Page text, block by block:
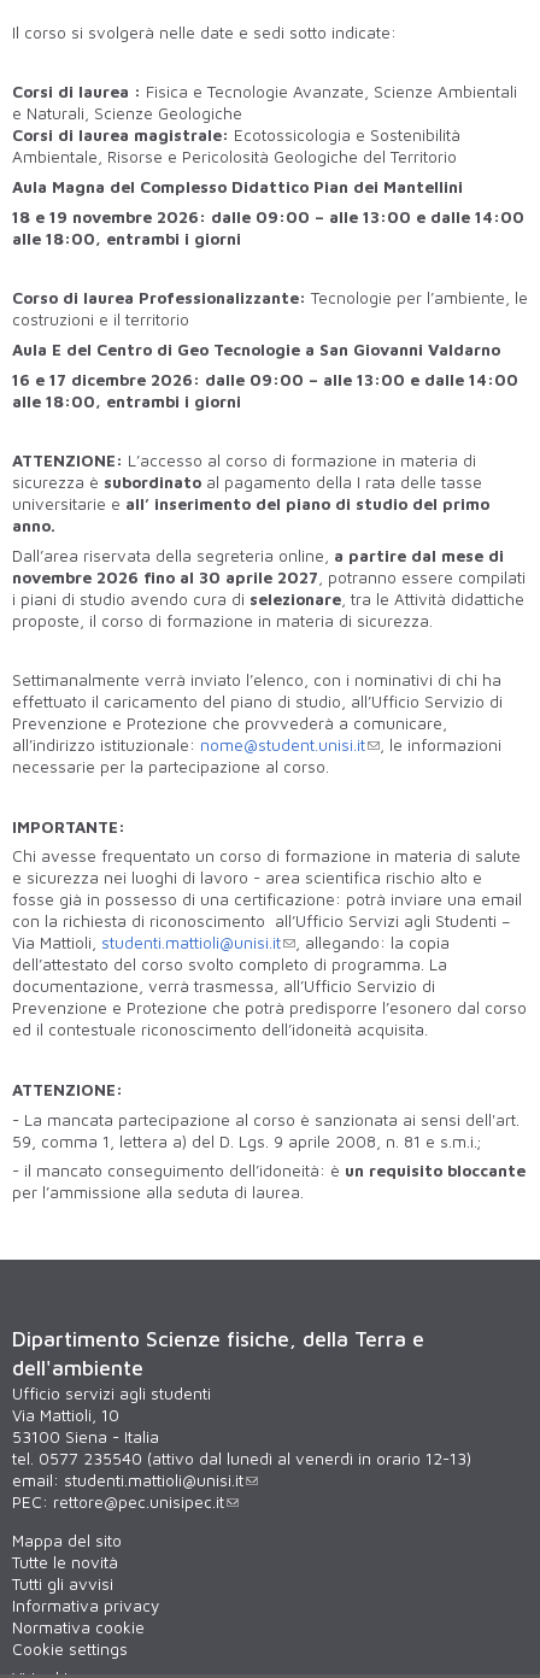
Il corso si svolgerà nelle date e sedi sotto indicate:
Corsi di laurea : Fisica e Tecnologie Avanzate, Scienze Ambientali
e Naturali, Scienze Geologiche
Corsi di laurea magistrale: Ecotossicologia e Sostenibilità
Ambientale, Risorse e Pericolosità Geologiche del Territorio
Aula Magna del Complesso Didattico Pian dei Mantellini
18 e 19 novembre 2026: dalle 09:00 – alle 13:00 e dalle 14:00
alle 18:00, entrambi i giorni
Corso di laurea Professionalizzante:Tecnologie per l’ambiente, le
costruzioni e il territorio
Aula E del Centro di Geo Tecnologie a San Giovanni Valdarno
16 e 17 dicembre 2026: dalle 09:00 – alle 13:00 e dalle 14:00
alle 18:00, entrambi i giorni
ATTENZIONE: L’accesso al corso di formazione in materia di
sicurezza è subordinato al pagamento della I rata delle tasse
universitarie e all’ inserimento del piano di studio del primo
anno.
Dall’area riservata della segreteria online, a partire dal mese di
novembre 2026 fino al 30 aprile 2027 , potranno essere compilati
i piani di studio avendo cura di selezionare , tra le Attività didattiche
proposte, il corso di formazione in materia di sicurezza.
Settimanalmente verrà inviato l’elenco, con i nominativi di chi ha
effettuato il caricamento del piano di studio, all’Ufficio Servizio di
Prevenzione e Protezione che provvederà a comunicare,
all’indirizzo istituzionale: nome@student.unisi.it
, le informazioni
necessarie per la partecipazione al corso.
IMPORTANTE:
Chi avesse frequentato un corso di formazione in materia di salute
e sicurezza nei luoghi di lavoro - area scientifica rischio alto e
fosse già in possesso di una certificazione: potrà inviare una email
con la richiesta di riconoscimento all’Ufficio Servizi agli Studenti –
Via Mattioli, studenti.mattioli@unisi.it
, allegando: la copia
dell’attestato del corso svolto completo di programma. La
documentazione, verrà trasmessa, all’Ufficio Servizio di
Prevenzione e Protezione che potrà predisporre l’esonero dal corso
ed il contestuale riconoscimento dell’idoneità acquisita.
ATTENZIONE:
- La mancata partecipazione al corso è sanzionata ai sensi dell'art.
59, comma 1, lettera a) del D. Lgs. 9 aprile 2008, n. 81 e s.m.i.;
- il mancato conseguimento dell’idoneità: è un requisito bloccante
per l’ammissione alla seduta di laurea.
Dipartimento Scienze fisiche, della Terra e
dell'ambiente
Ufficio servizi agli studenti
Via Mattioli, 10
53100 Siena - Italia
tel. 0577 235540 (attivo dal lunedì al venerdì in orario 12-13)
email: studenti.mattioli@unisi.it
PEC: rettore@pec.unisipec.it
Mappa del sito
Tutte le novità
Tutti gli avvisi
Informativa privacy
Normativa cookie
Cookie settings